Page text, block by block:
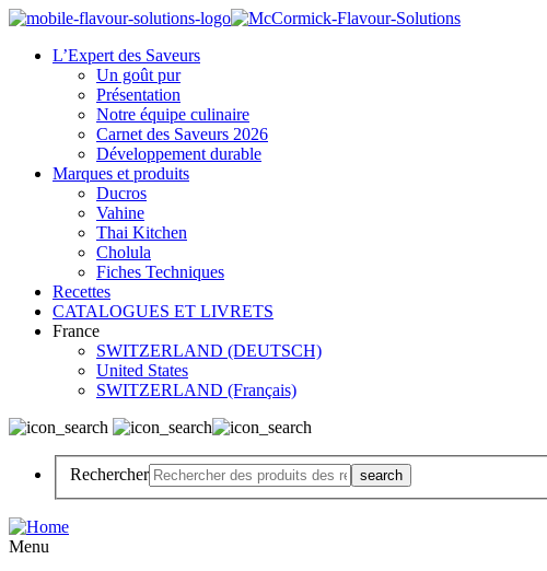
L’Expert des Saveurs
Un goût pur
Présentation
Notre équipe culinaire
Carnet des Saveurs 2026
Développement durable
Marques et produits
Ducros
Vahine
Thai Kitchen
Cholula
Fiches Techniques
Recettes
CATALOGUES ET LIVRETS
France
SWITZERLAND (DEUTSCH)
United States
SWITZERLAND (Français)
Rechercher
Menu